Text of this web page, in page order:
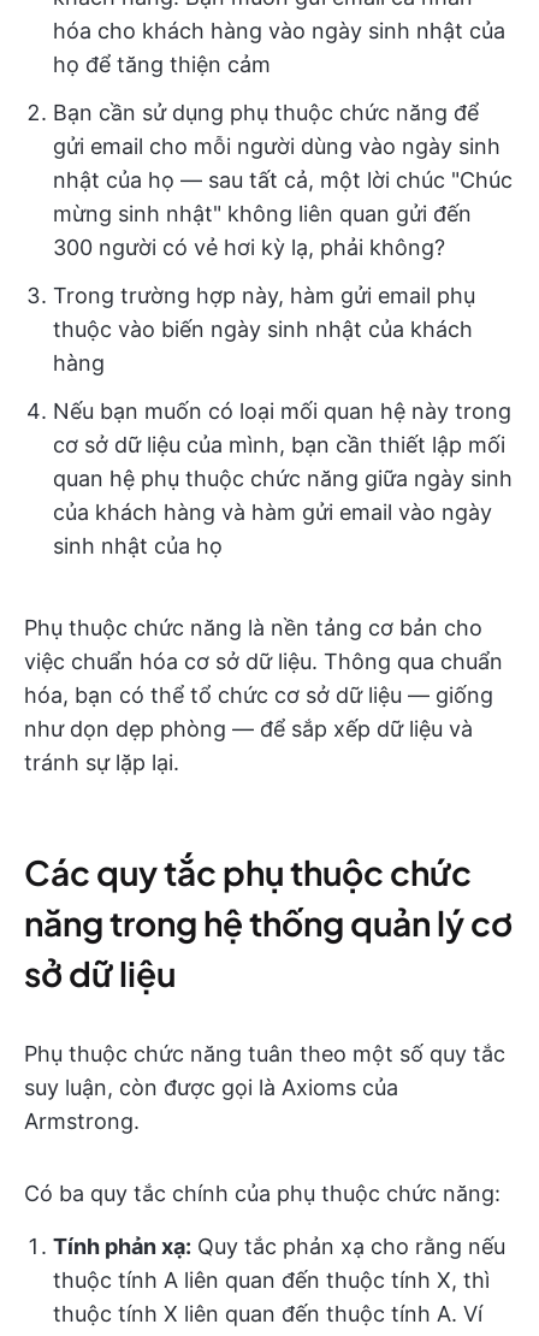
hóa cho khách hàng vào ngày sinh nhật của
họ để tăng thiện cảm
Bạn cần sử dụng phụ thuộc chức năng để
gửi email cho mỗi người dùng vào ngày sinh
nhật của họ — sau tất cả, một lời chúc "Chúc
mừng sinh nhật" không liên quan gửi đến
300 người có vẻ hơi kỳ lạ, phải không?
Trong trường hợp này, hàm gửi email phụ
thuộc vào biến ngày sinh nhật của khách
hàng
Nếu bạn muốn có loại mối quan hệ này trong
cơ sở dữ liệu của mình, bạn cần thiết lập mối
quan hệ phụ thuộc chức năng giữa ngày sinh
của khách hàng và hàm gửi email vào ngày
sinh nhật của họ
Phụ thuộc chức năng là nền tảng cơ bản cho
việc chuẩn hóa cơ sở dữ liệu. Thông qua chuẩn
hóa, bạn có thể tổ chức cơ sở dữ liệu — giống
như dọn dẹp phòng — để sắp xếp dữ liệu và
tránh sự lặp lại.
Các quy tắc phụ thuộc chức
năng trong hệ thống quản lý cơ
sở dữ liệu
Phụ thuộc chức năng tuân theo một số quy tắc
suy luận, còn được gọi là Axioms của
Armstrong.
Có ba quy tắc chính của phụ thuộc chức năng:
Tính phản xạ: Quy tắc phản xạ cho rằng nếu
thuộc tính A liên quan đến thuộc tính X, thì
thuộc tính X liên quan đến thuộc tính A. Ví